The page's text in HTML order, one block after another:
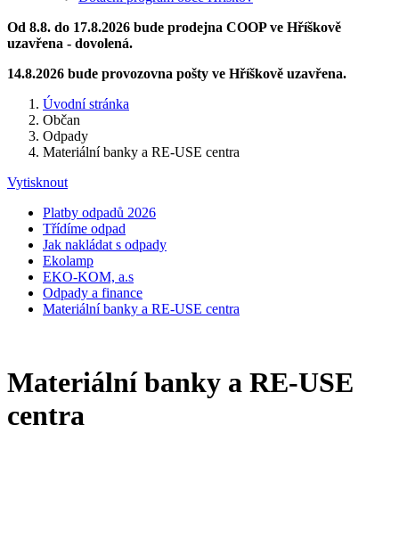
Od 8.8. do 17.8.2026 bude prodejna COOP ve Hříškově
uzavřena - dovolená.
14.8.2026 bude provozovna pošty ve Hříškově uzavřena.
Úvodní stránka
Občan
Odpady
Materiální banky a RE-USE centra
Vytisknout
Platby odpadů 2026
Třídíme odpad
Jak nakládat s odpady
Ekolamp
EKO-KOM, a.s
Odpady a finance
Materiální banky a RE-USE centra
Materiální banky a RE-USE
centra